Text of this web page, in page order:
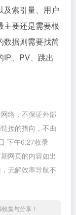
及索引量、用户
主要还是需要根
数据则需要找简
IP、PV、跳出
络，不保证外部
接的指向，不由
下午6:27收录
网页的内容如出
无解效率导航不
集与分享！